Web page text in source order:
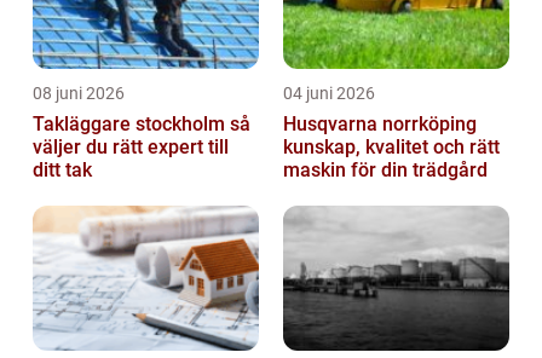
08 juni 2026
Takläggare stockholm så
väljer du rätt expert till
ditt tak
04 juni 2026
Husqvarna norrköping
kunskap, kvalitet och rätt
maskin för din trädgård